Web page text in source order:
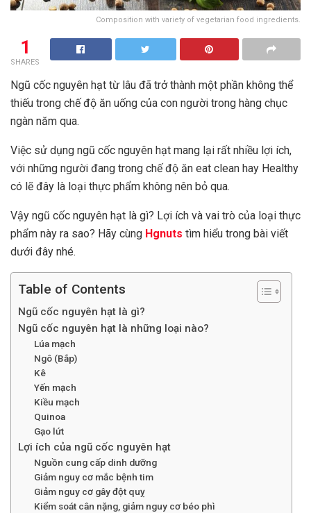
Composition with variety of vegetarian food ingredients.
1
SHARES
Ngũ cốc nguyên hạt từ lâu đã trở thành một phần không thể
thiếu trong chế độ ăn uống của con người trong hàng chục
ngàn năm qua.
Việc sử dụng ngũ cốc nguyên hạt mang lại rất nhiều lợi ích,
với những người đang trong chế độ ăn eat clean hay Healthy
có lẽ đây là loại thực phẩm không nên bỏ qua.
Vậy ngũ cốc nguyên hạt là gì? Lợi ích và vai trò của loại thực
phẩm này ra sao? Hãy cùng Hgnuts tìm hiểu trong bài viết
dưới đây nhé.
Table of Contents
Ngũ cốc nguyên hạt là gì?
Ngũ cốc nguyên hạt là những loại nào?
Lúa mạch
Ngô (Bắp)
Kê
Yến mạch
Kiều mạch
Quinoa
Gạo lứt
Lợi ích của ngũ cốc nguyên hạt
Nguồn cung cấp dinh dưỡng
Giảm nguy cơ mắc bệnh tim
Giảm nguy cơ gây đột quỵ
Kiểm soát cân nặng, giảm nguy cơ béo phì